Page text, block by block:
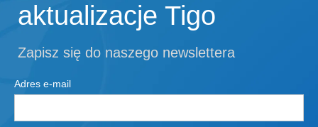
aktualizacje Tigo
Zapisz się do naszego newslettera
Adres e-mail